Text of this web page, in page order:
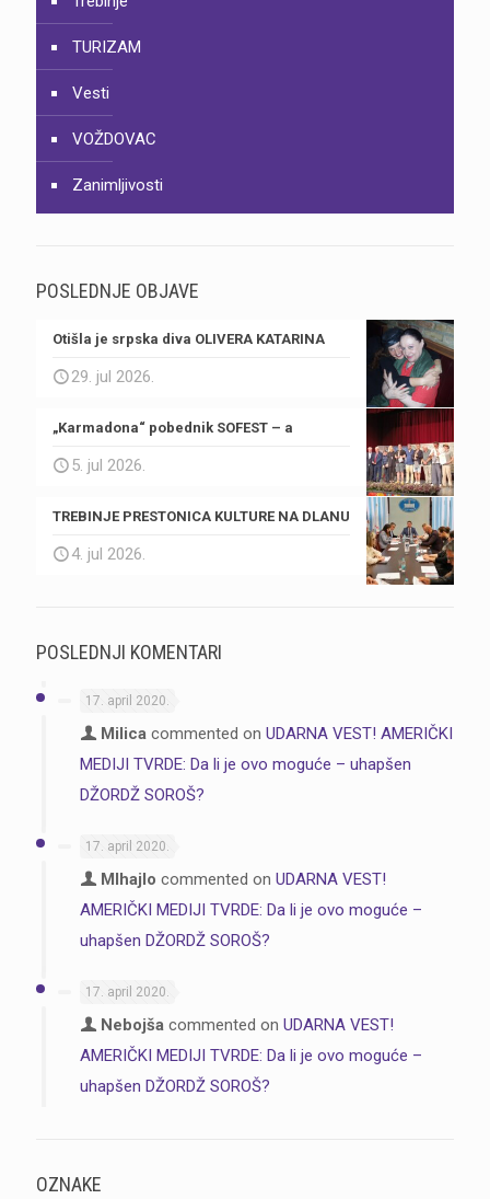
TURIZAM
Vesti
VOŽDOVAC
Zanimljivosti
POSLEDNJE OBJAVE
Otišla je srpska diva OLIVERA KATARINA
29. jul 2026.
„Karmadona“ pobednik SOFEST – a
5. jul 2026.
TREBINJE PRESTONICA KULTURE NA DLANU
4. jul 2026.
POSLEDNJI KOMENTARI
17. april 2020.
Milica commented on UDARNA VEST! AMERIČKI
MEDIJI TVRDE: Da li je ovo moguće – uhapšen
DŽORDŽ SOROŠ?
17. april 2020.
MIhajlo commented on UDARNA VEST!
AMERIČKI MEDIJI TVRDE: Da li je ovo moguće –
uhapšen DŽORDŽ SOROŠ?
17. april 2020.
Nebojša commented on UDARNA VEST!
AMERIČKI MEDIJI TVRDE: Da li je ovo moguće –
uhapšen DŽORDŽ SOROŠ?
OZNAKE